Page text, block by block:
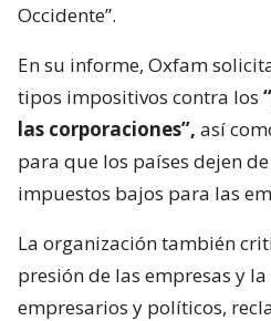
Occidente”.
En su informe, Oxfam
tipos impositivos contra los
las corporaciones”, así
para que los países dejen
impuestos bajos para las
La organización también
presión de las empresas y
empresarios y políticos,